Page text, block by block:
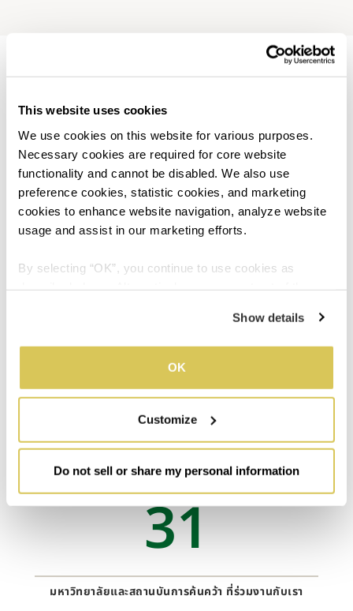
This website uses cookies
We use cookies on this website for various purposes.
Necessary cookies are required for core website
functionality and cannot be disabled. We also use
preference cookies, statistic cookies, and marketing
cookies to enhance website navigation, analyze website
usage and assist in our marketing efforts.
By selecting “OK”, you continue to use cookies as
“Do not sell or share my personal information”. For more
details, please refer to our Privacy Policy.
Show details
OK
Customize
Do not sell or share my personal information
รากฐานของเรา สู่อนาคตของ
คุณ
24
>35
ปีการค้นคว้าตั้งแต่ปี 1989
31
มหาวิทยาลัยและสถานบันการค้นคว้า ที่ร่วมงานกับเรา